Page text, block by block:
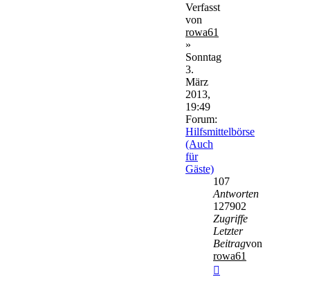
Verfasst
von
rowa61
»
Sonntag
3.
März
2013,
19:49
Forum:
Hilfsmittelbörse
(Auch
für
Gäste)
107
Antworten
127902
Zugriffe
Letzter
Beitragvon
rowa61